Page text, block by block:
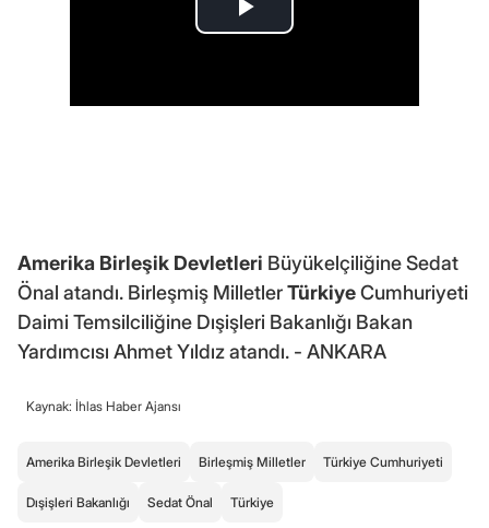
Amerika Birleşik Devletleri Büyükelçiliğine Sedat
Önal atandı. Birleşmiş MilletlerTürkiyeCumhuriyeti
Daimi Temsilciliğine Dışişleri Bakanlığı Bakan
Yardımcısı Ahmet Yıldız atandı. - ANKARA
Kaynak: İhlas Haber Ajansı
Amerika Birleşik Devletleri Birleşmiş Milletler Türkiye Cumhuriyeti
Dışişleri Bakanlığı Sedat Önal Türkiye